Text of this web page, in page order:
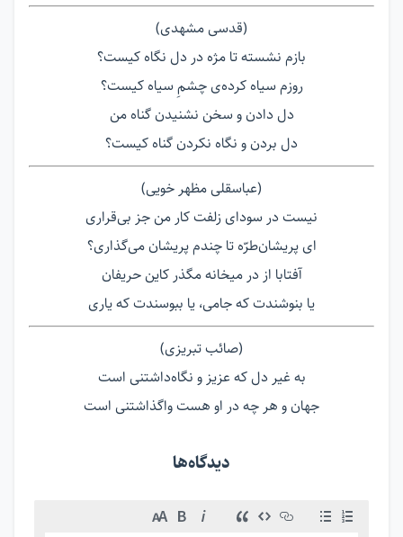
(قدسی مشهدی)
بازم نشسته تا مژه در دل نگاه کیست؟
روزم سیاه کرده‌ی چشمِ سیاه کیست؟
دل دادن و سخن نشنیدن گناه من
دل بردن و نگاه نکردن گناه کیست؟
(عباسقلی مظهر خویی)
نیست در سودای زلفت کار من جز بی‌قراری
ای پریشان‌طرّه تا چندم پریشان می‌گذاری؟
آفتابا از در میخانه مگذر کاین حریفان
یا بنوشندت که جامی، یا ببوسندت که یاری
(صائب تبریزی)
به غیر دل که عزیز و نگاه‌داشتنی است
جهان و هر چه در او هست واگذاشتنی است
دیدگاه‌ها